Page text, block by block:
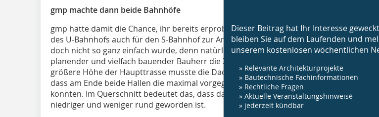
gmp machte dann beide Bahnhöfe
gmp hatte damit die Chance, ihr bereits erprobtes und vielgelobtes Entwurfskonzept
des U-Bahnhofs auch für den S-Bahnhof zur Anwendung zu bringen. Was dann aber
doch nicht so ganz einfach wurde, denn natürlich behielt die Bahn als selbst
planender und vielfach bauender Bauherr die Zügel in der Hand. Und: Durch die
größere Höhe der Haupttrasse musste die Dachgeometrie so angepasst werden,
dass am Ende beide Hallen die maximal vorgegebene Scheitelhöhe einhalten
konnten. Im Querschnitt bedeutet das, dass das Dach des S-Bahnhofs 1,2 m
niedriger und weniger rund geworden ist.
Dieser Beitrag hat Ihr Interesse
bleiben Sie auf dem Laufenden und
unserem kostenlosen wöchentlichen
» Relevante Architekturprojekte
» Bautechnische Fachinformationen
» Rechtliche Fragen
» Aktuelle Veranstaltungshinweise
» jederzeit kündbar